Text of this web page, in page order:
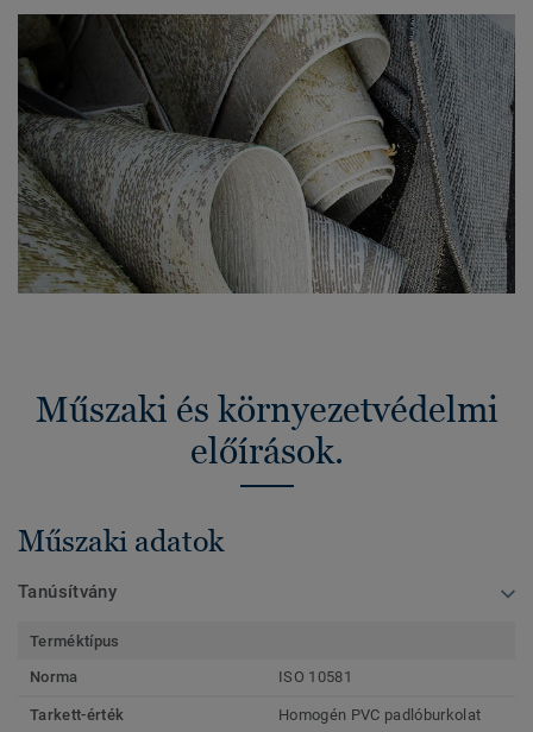
Műszaki és környezetvédelmi
előírások.
Műszaki adatok
Tanúsítvány
Terméktípus
Norma
ISO 10581
Tarkett-érték Homogén PVC padlóburkolat